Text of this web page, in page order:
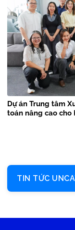
Dự án Trung tâm
toán nâng cao cho
TIN TỨC